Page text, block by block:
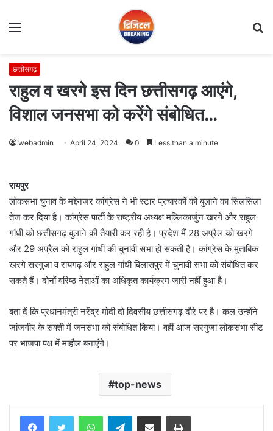
Menu
छत्तीसगढ़
राहुल व खरगे इस दिन छत्तीसगढ़ आएंगे,
विशाल जनसभा को करेंगे संबोधित…
webadmin April 24, 2024 0 Less than a minute
रायपुर
लोकसभा चुनाव के मद्देनजर कांग्रेस ने भी स्टार प्रचारकों को बुलाने का सिलसिला
तेज कर दिया है। कांग्रेस पार्टी के राष्ट्रीय अध्यक्ष मल्लिकार्जुन खरगे और राहुल
गांधी को छत्तीसगढ़ बुलाने की तैयारी कर रही है। प्रदेश मैं 28 अप्रैल को खरगे
और 29 अप्रैल को राहुल गांधी की चुनावी सभा हो सकती है। कांग्रेस के मुताबिक
खरगे सरगुजा व रायगढ़ और राहुल गांधी बिलासपुर में चुनावी सभा को संबोधित कर
सकते हैं। दोनों वरिष्ठ नेताओं का अधिकृत कार्यक्रम जारी नहीं हुआ है।
बता दें कि प्रधानमंत्री नरेंद्र मोदी दो दिवसीय छत्तीसगढ़ दौरे पर है। कल उन्होंने
जांजगीर के सक्ती में जनसभा को संबोधित किया। वहीं आज सरगुजा लोकसभा सीट
पर भाजपा पक्ष में माहौल बनाएंगे।
top-news
WhatsAppTelegramShare via Email Print